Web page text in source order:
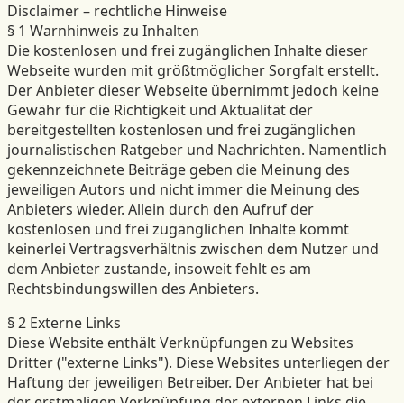
Disclaimer – rechtliche Hinweise
§ 1 Warnhinweis zu Inhalten
Die kostenlosen und frei zugänglichen Inhalte dieser
Webseite wurden mit größtmöglicher Sorgfalt erstellt.
Der Anbieter dieser Webseite übernimmt jedoch keine
Gewähr für die Richtigkeit und Aktualität der
bereitgestellten kostenlosen und frei zugänglichen
journalistischen Ratgeber und Nachrichten. Namentlich
gekennzeichnete Beiträge geben die Meinung des
jeweiligen Autors und nicht immer die Meinung des
Anbieters wieder. Allein durch den Aufruf der
kostenlosen und frei zugänglichen Inhalte kommt
keinerlei Vertragsverhältnis zwischen dem Nutzer und
dem Anbieter zustande, insoweit fehlt es am
Rechtsbindungswillen des Anbieters.
§ 2 Externe Links
Diese Website enthält Verknüpfungen zu Websites
Dritter ("externe Links"). Diese Websites unterliegen der
Haftung der jeweiligen Betreiber. Der Anbieter hat bei